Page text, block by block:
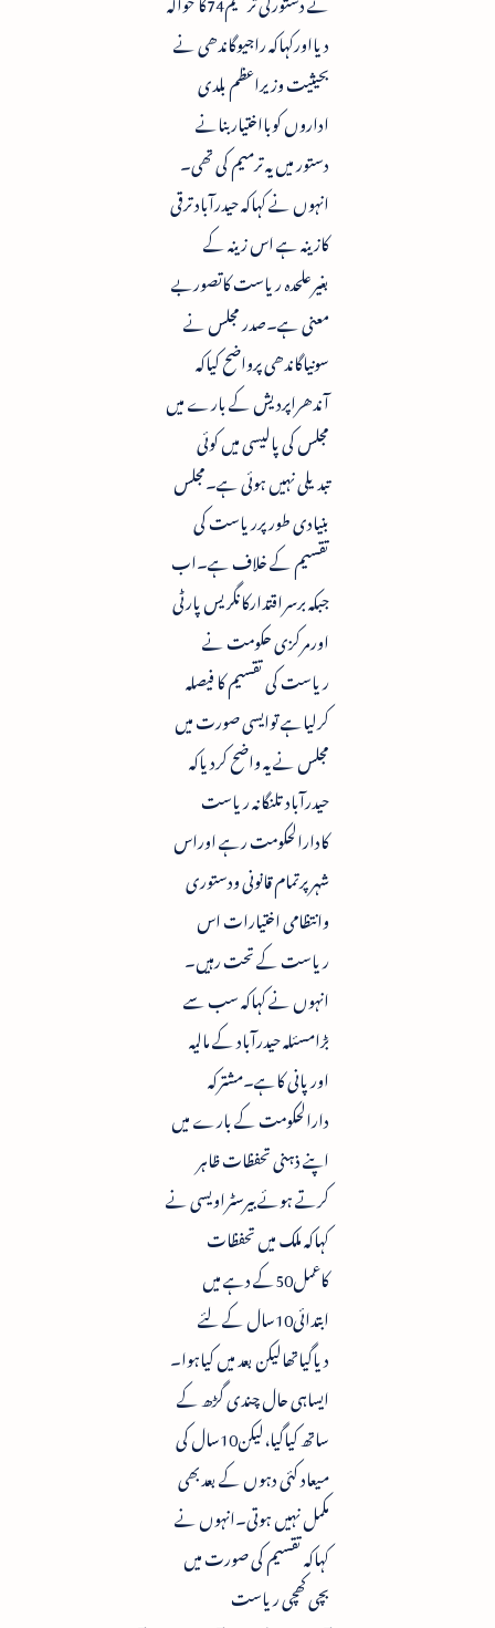
دیااورکہاکہ راجیوگاندھی نے
بحیثیت وزیراعظم بلدی
اداروں کوبااختیاربنانے
دستور میں یہ ترمیم کی تھی۔
انہوں نے کہاکہ حیدرآباد ترقی
کازینہ ہے اس زینہ کے
بغیرعلحدہ ریاست کاتصوربے
معنی ہے۔صدر مجلس نے
سونیاگاندھی پرواضح کیاکہ
آندھراپردیش کے بارے میں
مجلس کی پالیسی میں کوئی
تبدیلی نہیں ہوئی ہے۔مجلس
بنیادی طورپرریاست کی
تقسیم کے خلاف ہے۔اب
جبکہ برسراقتدارکانگریس پارٹی
اورمرکزی حکومت نے
ریاست کی تقسیم کا فیصلہ
کرلیاہے توایسی صورت میں
مجلس نے یہ واضح کردیاکہ
حیدرآباد تلنگانہ ریاست
کادارالحکومت رہے اوراس
شہرپرتمام قانونی ودستوری
وانتظامی اختیارات اس
ریاست کے تحت رہیں۔
انہوں نے کہاکہ سب سے
بڑامسئلہ حیدرآباد کے مالیہ
اورپانی کاہے۔مشترکہ
دارالحکومت کے بارے میں
اپنے ذہنی تحفظات ظاہر
کرتے ہوئے بیرسٹراویسی نے
کہاکہ ملک میں تحفظات
کاعمل50کے دہے میں
ابتدائی10سال کے لئے
دیاگیاتھالیکن بعد میں کیاہوا۔
ایساہی حال چندی گڑھ کے
ساتھ کیاگیا،لیکن10سال کی
میعاد کئی دہوں کے بعدبھی
مکمل نہیں ہوتی۔انہوں نے
کہاکہ تقسیم کی صورت میں
بچی کھچی ریاست